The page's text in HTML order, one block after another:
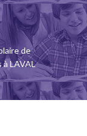
de
LAVAL